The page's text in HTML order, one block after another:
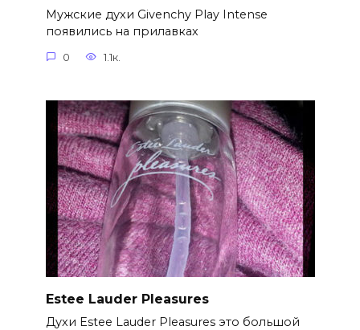
Мужские духи Givenchy Play Intense
появились на прилавках
0 1.1к.
Estee Lauder Pleasures
Духи Estee Lauder Pleasures это большой